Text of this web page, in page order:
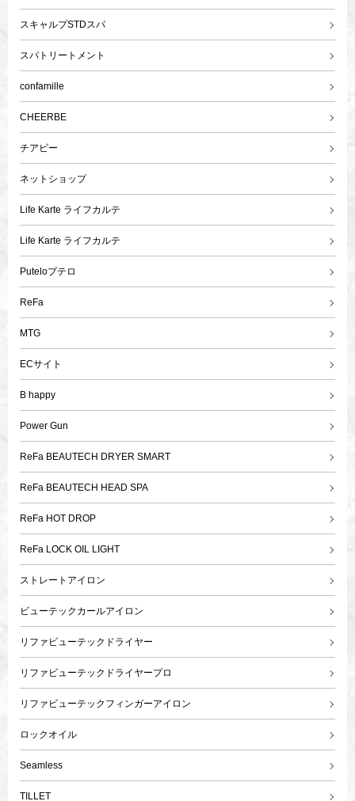
スキャルプSTDスパ
スパトリートメント
confamille
CHEERBE
チアビー
ネットショップ
Life Karte ライフカルテ
Life Karte ライフカルテ
Puteloプテロ
ReFa
MTG
ECサイト
B happy
Power Gun
ReFa BEAUTECH DRYER SMART
ReFa BEAUTECH HEAD SPA
ReFa HOT DROP
ReFa LOCK OIL LIGHT
ストレートアイロン
ビューテックカールアイロン
リファビューテックドライヤー
リファビューテックドライヤープロ
リファビューテックフィンガーアイロン
ロックオイル
Seamless
TILLET